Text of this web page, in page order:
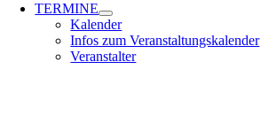
TERMINE
Kalender
Infos zum Veranstaltungskalender
Veranstalter